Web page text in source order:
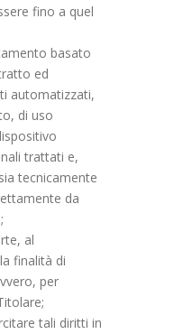
fino a quel
basato
ed
automatizzati,
di uso
trattati e,
tecnicamente
da
al
finalità di
per
tali diritti in